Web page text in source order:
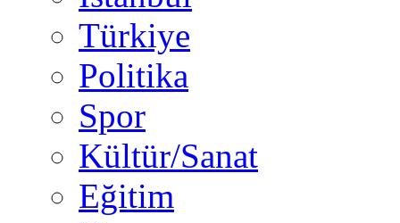
Türkiye
Politika
Spor
Kültür/Sanat
Eğitim